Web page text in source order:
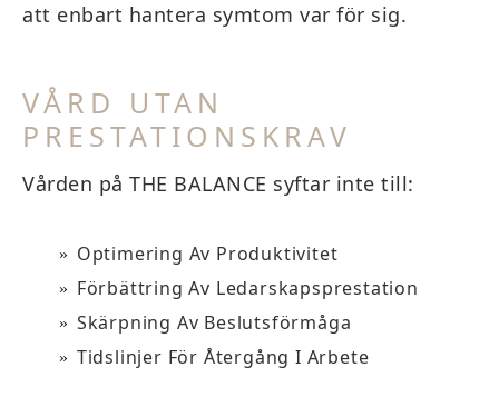
att enbart hantera symtom var för sig.
VÅRD UTAN
PRESTATIONSKRAV
Vården på THE BALANCE syftar inte till:
Optimering Av Produktivitet
Förbättring Av Ledarskapsprestation
Skärpning Av Beslutsförmåga
Tidslinjer För Återgång I Arbete